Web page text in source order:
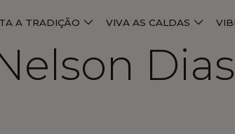
A TRADIÇÃO VIVA AS CALDAS